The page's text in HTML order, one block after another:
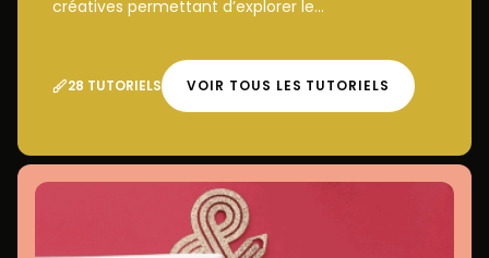
créatives permettant d’explorer le...
28 TUTORIELS VOIR TOUS LES TUTORIELS